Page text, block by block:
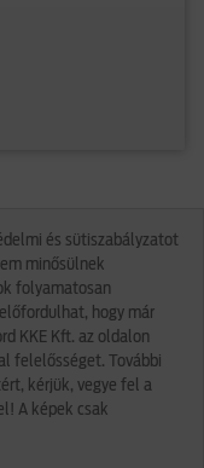
és sütiszabályzatot
minősülnek
folyamatosan
hogy már
KKE Kft. az oldalon
felelősséget. További
kérjük, vegye fel a
A képek csak